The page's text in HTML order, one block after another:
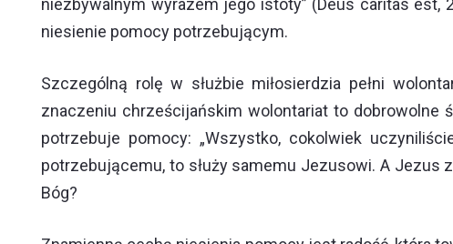
niezbywalnym wyrazem jego istoty” (Deus caritas est,
niesienie pomocy potrzebującym.
Szczególną rolę w służbie miłosierdzia pełni
znaczeniu chrześcijańskim wolontariat to dobrowolne
potrzebuje pomocy: „Wszystko, cokolwiek
potrzebującemu, to służy samemu Jezusowi. A Jezus
Bóg?